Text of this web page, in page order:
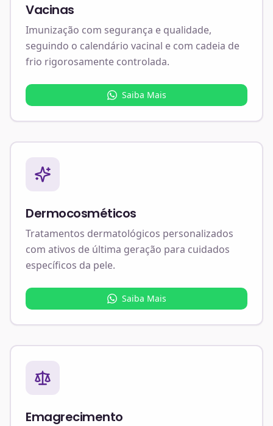
Vacinas
Imunização com segurança e qualidade,
seguindo o calendário vacinal e com cadeia de
frio rigorosamente controlada.
Saiba Mais
Dermocosméticos
Tratamentos dermatológicos personalizados
com ativos de última geração para cuidados
específicos da pele.
Saiba Mais
Emagrecimento